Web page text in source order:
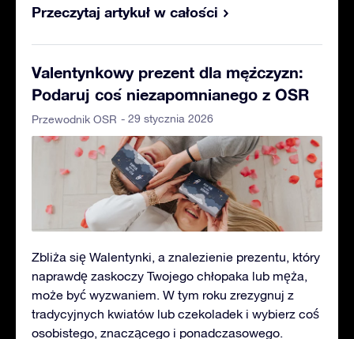
Przeczytaj artykuł w całości
Valentynkowy prezent dla mężczyzn:
Podaruj coś niezapomnianego z OSR
Przewodnik OSR - 29 stycznia 2026
Zbliża się Walentynki, a znalezienie prezentu, który
naprawdę zaskoczy Twojego chłopaka lub męża,
może być wyzwaniem. W tym roku zrezygnuj z
tradycyjnych kwiatów lub czekoladek i wybierz coś
osobistego, znaczącego i ponadczasowego.